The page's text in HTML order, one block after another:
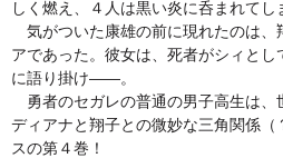
しく燃え、４人は黒い炎に呑まれて
気がついた康雄の前に現れたのは、
アであった。彼女は、死者がシィと
に語り掛け――。
勇者のセガレの普通の男子高生は
ディアナと翔子との微妙な三角関係（
スの第４巻！